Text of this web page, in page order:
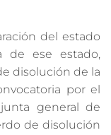
del estado
de ese estado,
disolución de la
por el
general de
de disolución